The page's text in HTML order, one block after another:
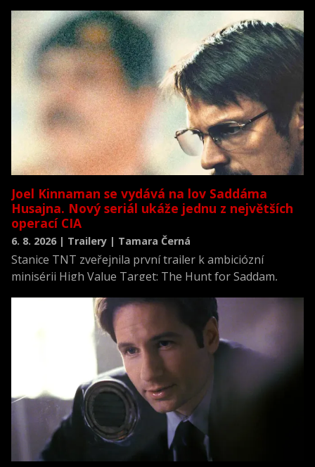
Joel Kinnaman se vydává na lov Saddáma
Husajna. Nový seriál ukáže jednu z největších
operací CIA
6. 8. 2026 | Trailery | Tamara Černá
Stanice TNT zveřejnila první trailer k ambiciózní
minisérii High Value Target: The Hunt for Saddam,
novodobých dějin.